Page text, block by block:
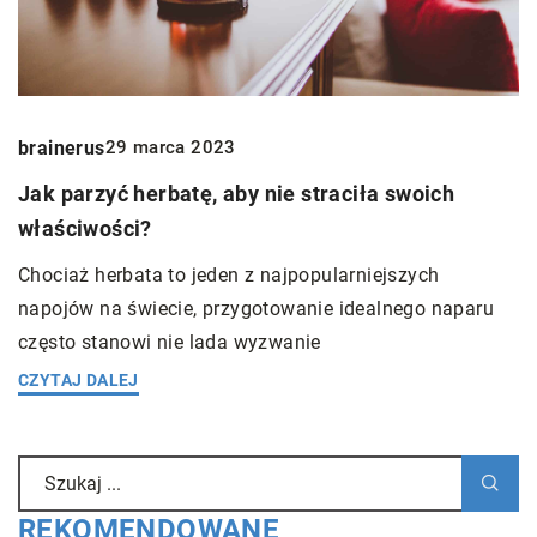
brainerus29 marca 2023
Jak parzyć herbatę, aby nie straciła swoich
właściwości?
Chociaż herbata to jeden z najpopularniejszych
napojów na świecie, przygotowanie idealnego naparu
często stanowi nie lada wyzwanie
CZYTAJ DALEJ
REKOMENDOWANE